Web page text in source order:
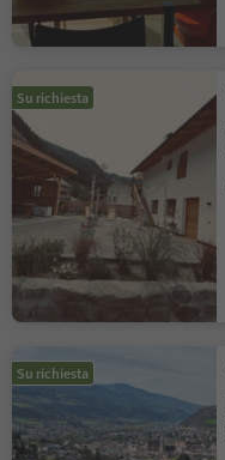
Su richiesta
Su richiesta